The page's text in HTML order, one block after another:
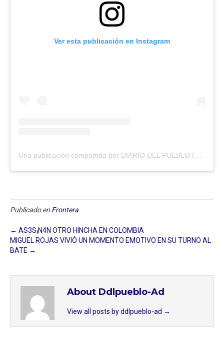
Ver esta publicación en Instagram
Una publicación compartida por DIARIO DEL PUEBLO (@diariodlpueblo)
Publicado en Frontera
← AS3S¡N4N OTRO HINCHA EN COLOMBIA
MIGUEL ROJAS VIVIÓ UN MOMENTO EMOTIVO EN SU TURNO AL
BATE →
About Ddlpueblo-Ad
View all posts by ddlpueblo-ad →